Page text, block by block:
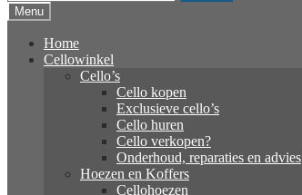
naar:
Menu
Home
Cellowinkel
Cello’s
Cello kopen
Exclusieve cello’s
Cello huren
Cello verkopen?
Onderhoud, reparaties en advies
Hoezen en Koffers
Cellohoezen